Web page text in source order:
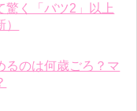
驚く「バツ2」以上
るのは何歳ごろ？マ